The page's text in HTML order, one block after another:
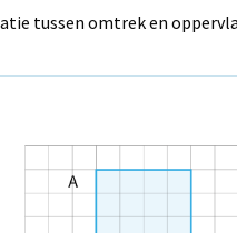
tussen omtrek en